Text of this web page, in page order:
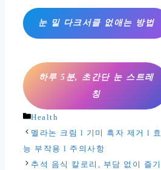
눈 밑 다크서클 없애는 방법
하루 5분, 초간단 눈 스트레
칭
카
테
고
리
Health
멜라논 크림 l 기미 흑자 제거 l 효
능 부작용 l 주의사항
추석 음식 칼로리, 부담 없이 즐기